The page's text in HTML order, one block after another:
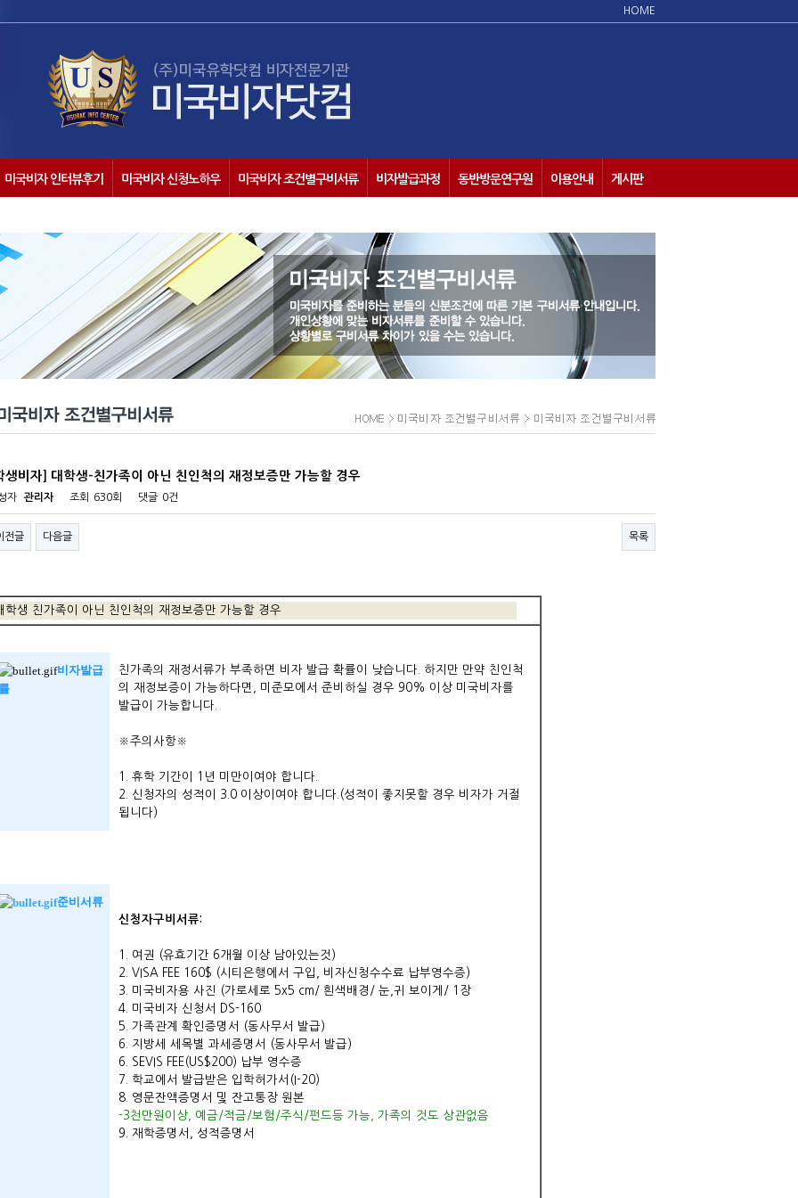
HOME
미국비자 인터뷰후기 미국비자 신청노하우 미국비자 조건별구비서류 비자발급과정 동반방문연구원 이용안내 게시판
생비자] 대학생-친가족이 아닌 친인척의 재정보증만 가능할 경우
자 관리자 조회 630회 댓글 0건
전글 다음글 목록
학생 친가족이 아닌 친인척의 재정보증만 가능할 경우
비자발급
친가족의 재정서류가 부족하면 비자 발급 확률이 낮습니다. 하지만 만약 친인척
의 재정보증이 가능하다면, 미준모에서 준비하실 경우 90% 이상 미국비자를
발급이 가능합니다.
※주의사항※
1. 휴학 기간이 1년 미만이여야 합니다.
2. 신청자의 성적이 3.0 이상이여야 합니다.(성적이 좋지못할 경우 비자가 거절
됩니다)
준비서류
신청자구비서류:
1. 여권 (유효기간 6개월 이상 남아있는것)
2. VISA FEE 160$ (시티은행에서 구입, 비자신청수수료 납부영수증)
3. 미국비자용 사진 (가로세로 5x5 cm/ 흰색배경/ 눈,귀 보이게/ 1장
4. 미국비자 신청서 DS-160
5. 가족관계 확인증명서 (동사무서 발급)
6. 지방세 세목별 과세증명서 (동사무서 발급)
6. SEVIS FEE(US$200) 납부 영수증
7. 학교에서 발급받은 입학허가서(I-20)
8. 영문잔액증명서 및 잔고통장 원본
-3천만원이상, 예금/적금/보험/주식/펀드등 가능, 가족의 것도 상관없음
9. 재학증명서, 성적증명서